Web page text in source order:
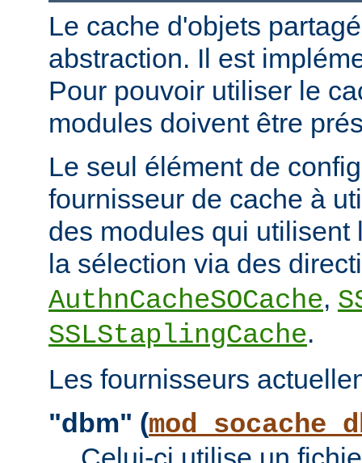
Le cache d'objets
abstraction. Il est
Pour pouvoir utiliser le
modules doivent être
Le seul élément de
fournisseur de cache à
des modules qui
la sélection via des
AuthnCacheSOCache,
SSLStaplingCache.
Les fournisseurs
"dbm" (